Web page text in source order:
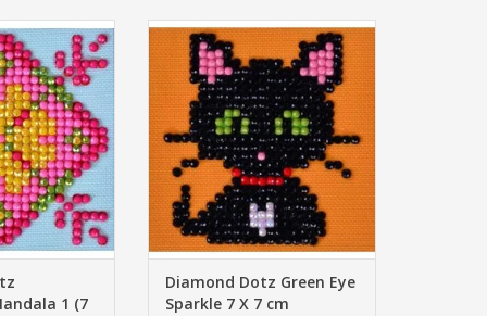
Patchwork
X 7 cm)
WINKELWAGEN
1 (7
Diamond Dotz Green Eye Sparkle
7 X 7 cm
Diamond Dotz Green Eye
Sparkle 7 X 7 cm